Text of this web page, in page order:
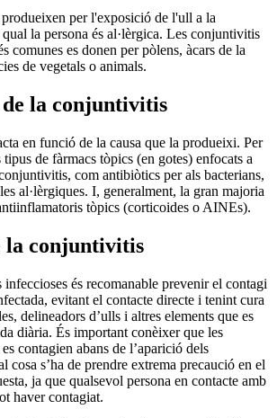
produeixen per l'exposició de l'ull a la
qual la persona és al·lèrgica. Les conjuntivitis
comunes es donen per pòlens, àcars de la
de vegetals o animals.
la conjuntivitis
en funció de la causa que la produeixi. Per
de fàrmacs tòpics (en gotes) enfocats a
com antibiòtics per als bacterians,
al·lèrgiques. I, generalment, la gran majoria
tòpics (corticoides o AINEs).
la conjuntivitis
és recomanable prevenir el contagi
evitant el contacte directe i tenint cura
delineadors d’ulls i altres elements que es
diària. És important conèixer que les
contagien abans de l’aparició dels
cosa s’ha de prendre extrema precaució en el
ja que qualsevol persona en contacte amb
haver contagiat.